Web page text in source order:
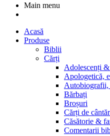
Main menu
Acasă
Produse
Biblii
Cărți
Adolescenți
Apologetică,
Bărbați
Broșuri
Cărți de
Căsătorie &
Comentarii